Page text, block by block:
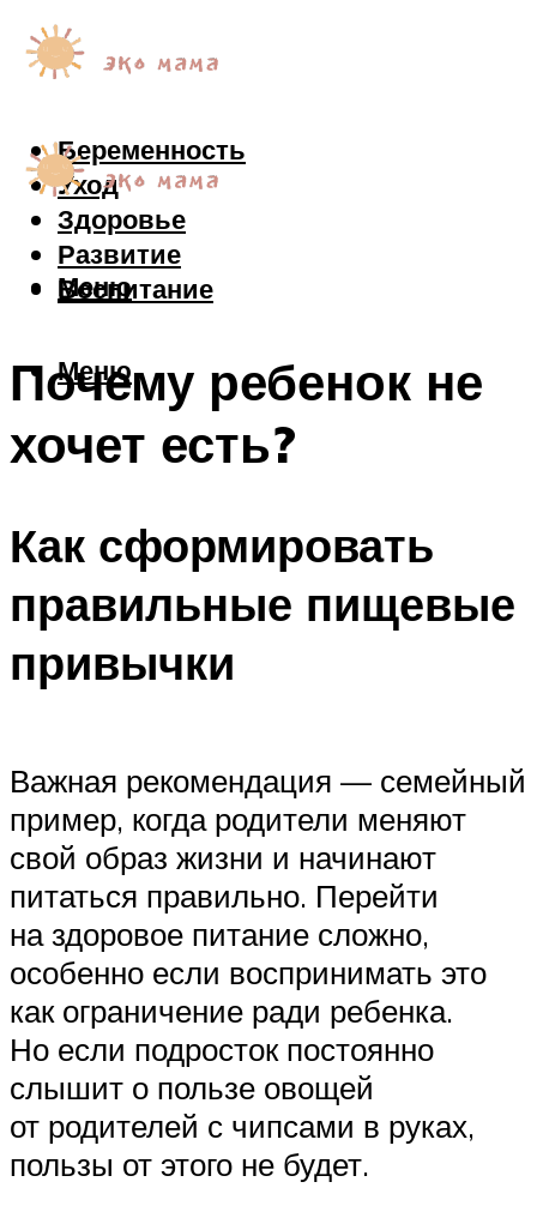
Беременность
Уход
Здоровье
Развитие
Воспитание
Меню
Меню
Почему ребенок не
хочет есть?
Как сформировать
правильные пищевые
привычки
Важная рекомендация — семейный
пример, когда родители меняют
свой образ жизни и начинают
питаться правильно. Перейти
на здоровое питание сложно,
особенно если воспринимать это
как ограничение ради ребенка.
Но если подросток постоянно
слышит о пользе овощей
от родителей с чипсами в руках,
пользы от этого не будет.